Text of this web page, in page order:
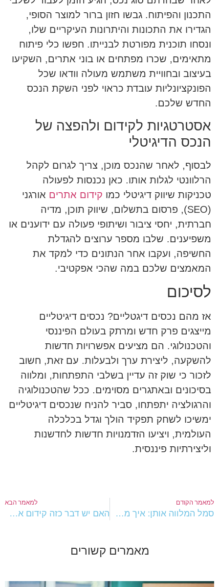
התכנון והפיתוח. גבשו חזון ברור למוצר הסופי,
הגדירו את התכונות והיתרונות העיקריים שלו,
ונסחו תוכנית מפורטת לבנייתו. חפשו כלי פיתוח
מתאימים, שכרו מפתחים או בוני אתרים, השקיעו
בעיצוב ובחוויית משתמש מעולה וודאו שכל
הפונקציונליות עובדת כראוי לפני השקת הנכס
החדש שלכם.
אסטרטגיות לקידום ולהפצה של
הנכס הדיגיטלי
לבסוף, לאחר שהנכס מוכן, צריך לגרום לקהל
הרלוונטי לגלות אותו. כאן נכנסות לפעולה
טכניקות שיווק דיגיטלי כמוקידום אתריםאורגני
(SEO), פרסום בתשלום, שיווק תוכן, מדיה
חברתית, יחסי ציבור ושיתופי פעולה עם ידוענים או
משפיענים. שלבו מספר ערוצים להגדלת
החשיפה, ועקבו אחר הנתונים כדי למקד את
המאמצים שלכם במה שהכי אפקטיבי.
לסיכום
אז מהם נכסים דיגטליים? נכסים דיגיטליים
מייצגים פרק חדש ומרתק בעולם הפיננסי
והטכנולוגי. הם מציעים אפשרויות חדשות
להשקעה, ליצירת ערך ולבעלות. עם זאת, חשוב
לזכור כי שוק זה עדיין בשלבי התפתחות, ומלווה
בסיכונים ובאתגרים מסוימים. ככל שהטכנולוגיה
והרגולציה יתפתחו, סביר להניח שנכסים דיגיטליים
ימשיכו לשחק תפקיד הולך וגדל בכלכלה
העולמית, ויציעו הזדמנויות חדשות לחדשנות
וליצירתיות פיננסית.
הקודם
סמל המלווה אותן: איך מחליטים על לוגו של חברות?
למאמר הבא
האם יש דבר כזה קידום אתרים בזול?
מאמרים קשורים